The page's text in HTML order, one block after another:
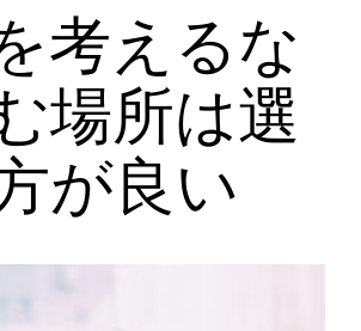
考えるな
場所は選
が良い